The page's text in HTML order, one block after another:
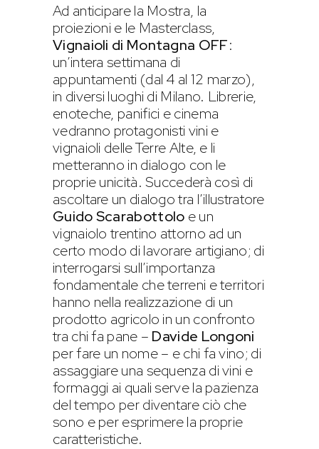
Ad anticipare la Mostra, la
proiezioni e le Masterclass,
Vignaioli di Montagna OFF:
un’intera settimana di
appuntamenti (dal 4 al 12 marzo),
in diversi luoghi di Milano. Librerie,
enoteche, panifici e cinema
vedranno protagonisti vini e
vignaioli delle Terre Alte, e li
metteranno in dialogo con le
proprie unicità. Succederà così di
ascoltare un dialogo tra l’illustratore
Guido Scarabottolo e un
vignaiolo trentino attorno ad un
certo modo di lavorare artigiano; di
interrogarsi sull’importanza
fondamentale che terreni e territori
hanno nella realizzazione di un
prodotto agricolo in un confronto
tra chi fa pane – Davide Longoni
per fare un nome – e chi fa vino; di
assaggiare una sequenza di vini e
formaggi ai quali serve la pazienza
del tempo per diventare ciò che
sono e per esprimere la proprie
caratteristiche.